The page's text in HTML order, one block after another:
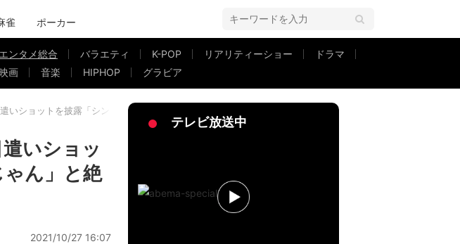
雀 ポーカー
エンタメ総合 バラエティ K-POP リアリティーショー
ドラマ
画
音楽 HIPHOP グラビア
いショットを披露「シンデレラみたい」「お姫様じゃん」と絶賛の声
いショッ
ん」と絶
2021/10/27 16:07
テレビ放送中